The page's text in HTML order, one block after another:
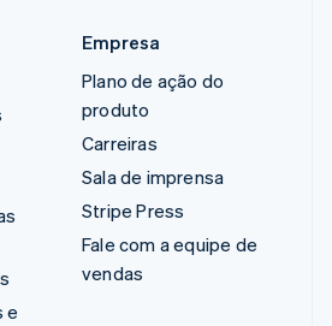
e
Empresa
Plano de ação do
produto
Carreiras
Sala de imprensa
Stripe Press
Fale com a equipe de
vendas